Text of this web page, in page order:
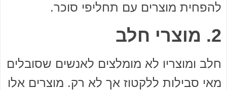
להפחית מוצרים עם תחליפי סוכר.
2. מוצרי חלב
חלב ומוצריו לא מומלצים לאנשים שסובלים
מאי סבילות ללקטוז אך לא רק. מוצרים אלו